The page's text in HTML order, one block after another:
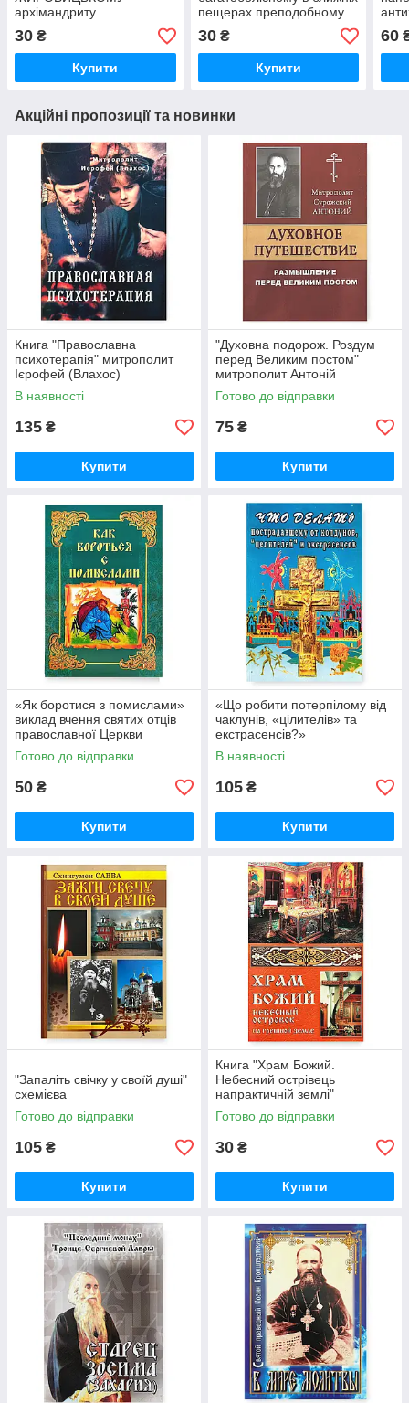
архімандриту
преподобномученику
30 ₴
Купити
пещерах преподобному
30₴
Купити
60
Акційні пропозиції та новинки
Книга "Православна
психотерапія" митрополит
Ієрофей (Влахос)
В наявності
135 ₴
Купити
"Духовна подорож. Роздум
перед Великим постом"
митрополит Антоній
Сурозький (Блум)
Готово до відправки
75 ₴
Купити
«Як боротися з помислами»
виклад вчення святих отців
православної Церкви
Готово до відправки
50 ₴
Купити
«Що робити потерпілому від
чаклунів, «цілителів» та
екстрасенсів?»
В наявності
105 ₴
Купити
"Запаліть свічку у своїй душі"
схемієва
Готово до відправки
105 ₴
Купити
Книга "Храм Божий.
Небесний острівець
напрактичній землі"
Готово до відправки
30 ₴
Купити